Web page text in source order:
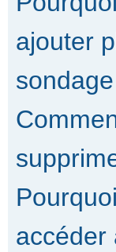
ajouter
accéder